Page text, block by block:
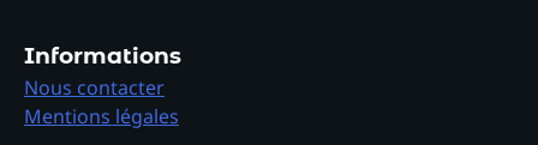
Informations
Nous contacter
Mentions légales